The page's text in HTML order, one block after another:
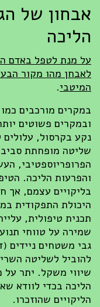
אבחון של
הליכה
על מנת לטפל באדם
לאבחן מהו מקור
המיטבי.
במקרים מורכבים
ובמקרים פשוטים
נקע בקרסול, עלולים
שליטה מופחתת
הפרופריוספטיבי,
והפרעות הליכה.
בליקויים עצמם, אך
היכולת התפקודית
תכנית טיפולית,
שמירה על טווחי
גבי משטחים ניידים
להוביל לשליטה
שיווי משקל. יתר על
הליכה בכדי לוודא
הליקויים שהוזכרו.